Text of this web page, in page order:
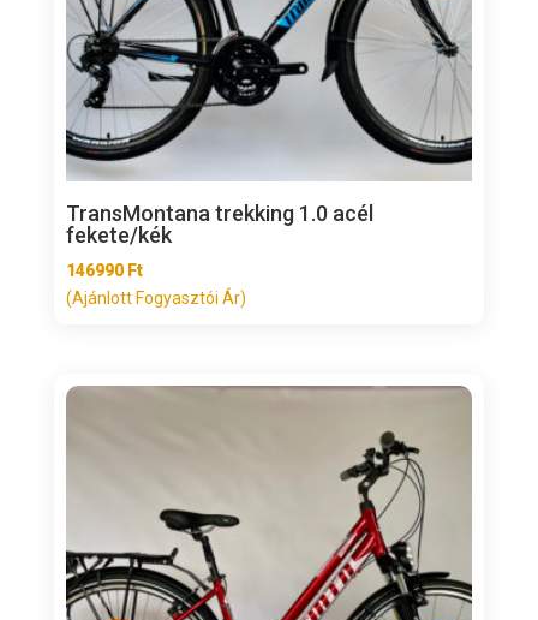
TransMontana trekking 1.0 acél
fekete/kék
146990 Ft
(Ajánlott Fogyasztói Ár)